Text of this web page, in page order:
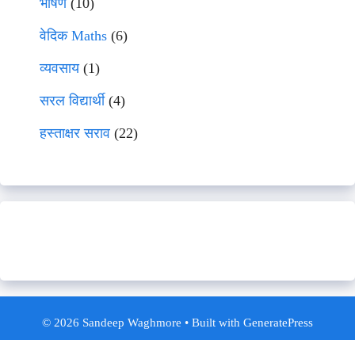
भाषणे(10)
वेदिक Maths (6)
व्यवसाय(1)
सरल विद्यार्थी(4)
हस्ताक्षर सराव (22)
© 2026 Sandeep Waghmore • Built with GeneratePress